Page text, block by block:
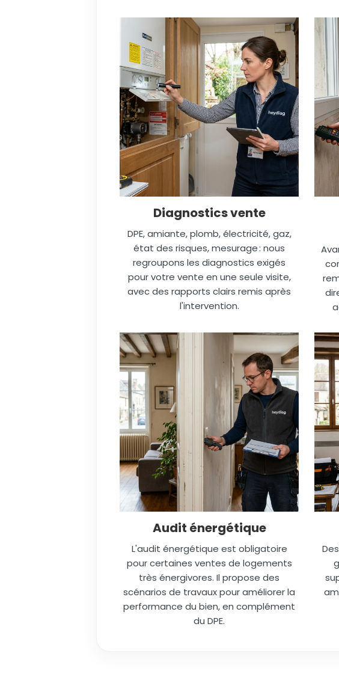
Diagnostics vente
DPE, amiante, plomb, électricité, gaz,
état des risques, mesurage : nous
regroupons les diagnostics exigés
pour votre vente en une seule visite,
avec des rapports clairs remis après
l'intervention.
Audit énergétique
L'audit énergétique est obligatoire
pour certaines ventes de logements
très énergivores. Il propose des
scénarios de travaux pour améliorer la
performance du bien, en complément
du DPE.